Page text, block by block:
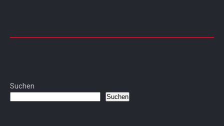
Suchen
Suchen